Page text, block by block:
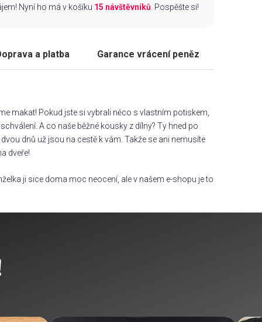
Nyní ho má v košíku 15 návštěvníků. Pospěšte si!
a platba Garance vrácení peněz
makat! Pokud jste si vybrali něco s vlastním potiskem,
A co naše běžné kousky z dílny? Ty hned po
dnů už jsou na cestě k vám. Takže se ani nemusíte
dveře!
ji sice doma moc neocení, ale v našem e-shopu je to